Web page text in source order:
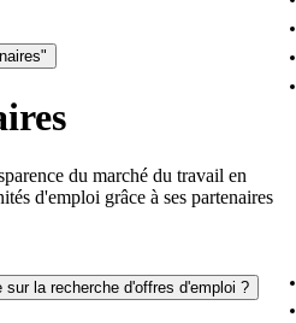
du marché du travail en
d'emploi grâce à ses partenaires
sur la recherche d'offres d'emploi ?